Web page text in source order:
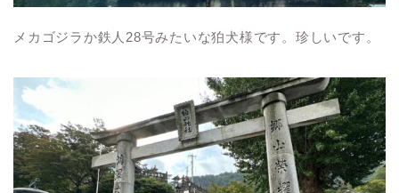
メカゴジラか鉄人28号みたいな狛犬様です。珍しいです。